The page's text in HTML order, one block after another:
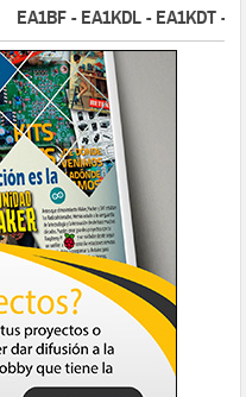
EA1BF - EA1KDL - EA1KDT -